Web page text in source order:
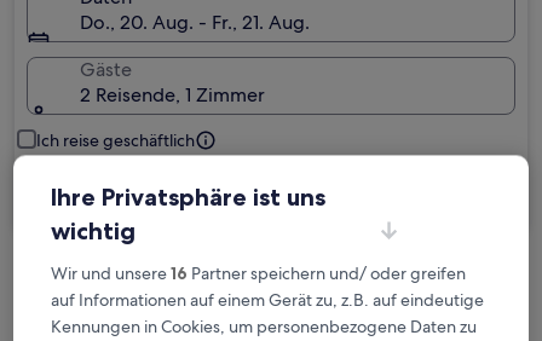
Do., 20. Aug. - Fr., 21. Aug.
Gäste
2 Reisende, 1 Zimmer
Ich reise geschäftlich
Suchen
Kostenlose Stornierung bei
Planänderungen
Ihre Privatsphäre ist uns
wichtig
Wir und unsere16 Partner speichern und/ oder greifen
auf Informationen auf einem Gerät zu, z.B. auf eindeutige
Kennungen in Cookies, um personenbezogene Daten zu